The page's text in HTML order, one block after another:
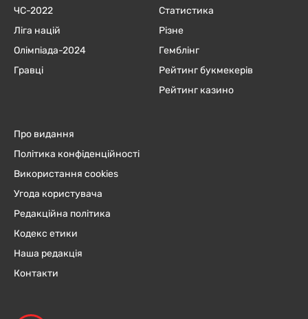
ЧC-2022
Ліга націй
Олімпіада-2024
Гравці
Статистика
Різне
Гемблінг
Рейтинг букмекерів
Рейтинг казино
Про видання
Політика конфіденційності
Використання cookies
Угода користувача
Редакційна політика
Кодекс етики
Наша редакція
Контакти